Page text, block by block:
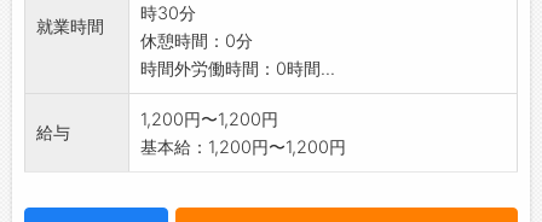
就業時間
時30分
休憩時間：0分
時間外労働時間：0時間...
給与
1,200円〜1,200円
基本給：1,200円〜1,200円